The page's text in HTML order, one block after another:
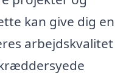
kan give dig en
arbejdskvalitet